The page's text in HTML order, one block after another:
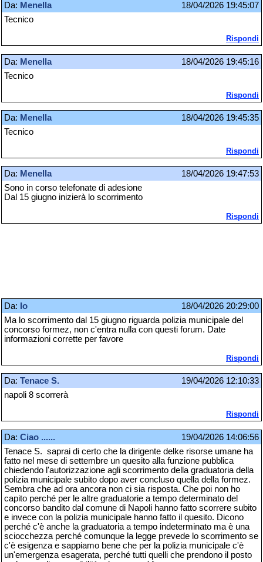
Da: Menella
18/04/2026 19:45:07
Tecnico
Rispondi
Da: Menella
18/04/2026 19:45:16
Tecnico
Rispondi
Da: Menella
18/04/2026 19:45:35
Tecnico
Rispondi
Da: Menella
18/04/2026 19:47:53
Sono in corso telefonate di adesione
Dal 15 giugno inizierà lo scorrimento
Rispondi
Da: Io
18/04/2026 20:29:00
Ma lo scorrimento dal 15 giugno riguarda polizia municipale del
concorso formez, non c'entra nulla con questi forum. Date
informazioni corrette per favore
Rispondi
Da: Tenace S.
19/04/2026 12:10:33
napoli 8 scorrerà
Rispondi
Da: Ciao ......
19/04/2026 14:06:56
Tenace S. saprai di certo che la dirigente delke risorse umane ha
fatto nel mese di settembre un quesito alla funzione pubblica
chiedendo l'autorizzazione agli scorrimento della graduatoria della
polizia municipale subito dopo aver concluso quella della formez.
Sembra che ad ora ancora non ci sia risposta. Che poi non ho
capito perché per le altre graduatorie a tempo determinato del
concorso bandito dal comune di Napoli hanno fatto scorrere subito
e invece con la polizia municipale hanno fatto il quesito. Dicono
perché c'è anche la graduatoria a tempo indeterminato ma è una
sciocchezza perché comunque la legge prevede lo scorrimento se
c'è esigenza e sappiamo bene che per la polizia municipale c'è
un'emergenza esagerata, perché tutti quelli che prendono il posto